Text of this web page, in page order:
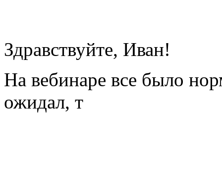
Здравствуйте, Иван!
На вебинаре все было
ожидал, т